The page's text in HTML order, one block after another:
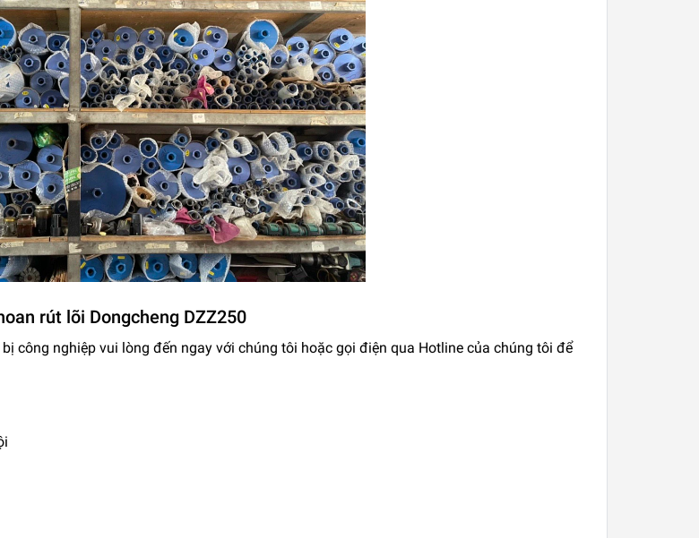
rút lõi Dongcheng DZZ250
công nghiệp vui lòng đến ngay với chúng tôi hoặc gọi điện qua Hotline của chúng tôi để